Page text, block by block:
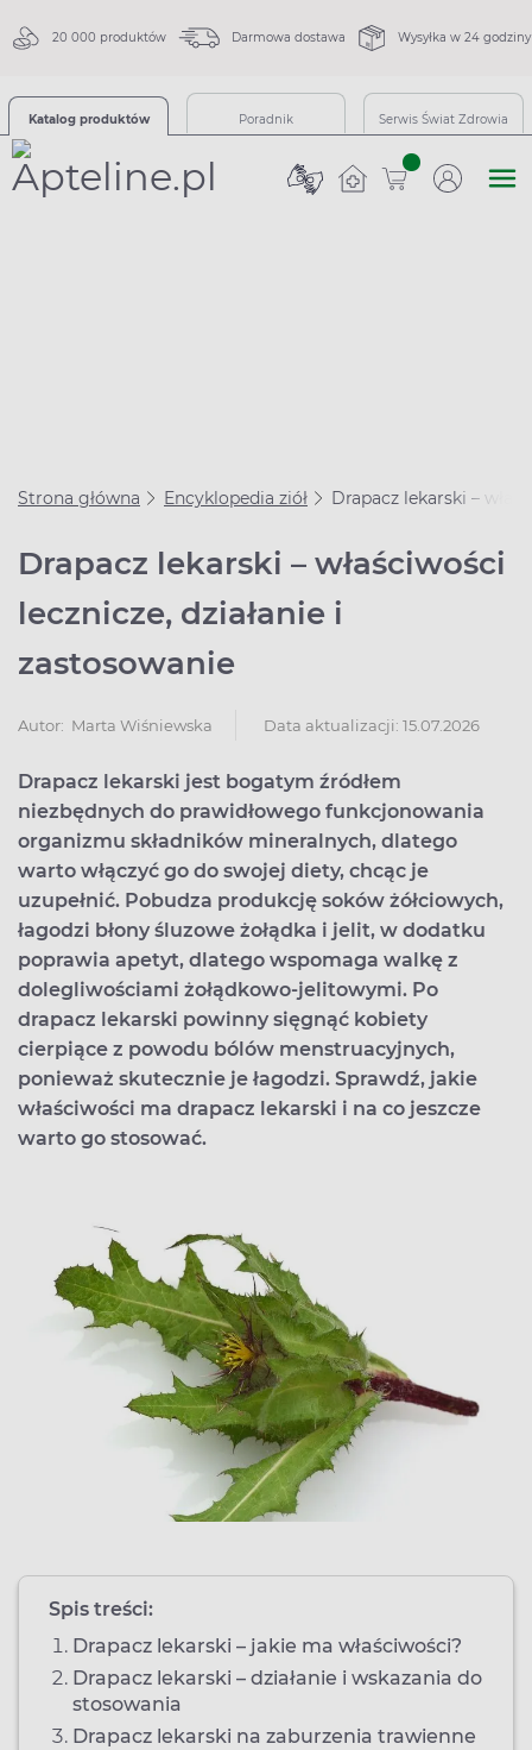
20 000 produktów Darmowa dostawa Wysyłka w 24 godziny
Katalog produktów Poradnik Serwis Świat Zdrowia
sztuk
Strona główna Encyklopedia ziół Drapacz lekarski –
Drapacz lekarski – właściwości
lecznicze, działanie i
zastosowanie
Autor: Marta Wiśniewska Data aktualizacji: 15.07.2026
Drapacz lekarski jest bogatym źródłem
niezbędnych do prawidłowego funkcjonowania
organizmu składników mineralnych, dlatego
warto włączyć go do swojej diety, chcąc je
uzupełnić. Pobudza produkcję soków żółciowych,
łagodzi błony śluzowe żołądka i jelit, w dodatku
poprawia apetyt, dlatego wspomaga walkę z
dolegliwościami żołądkowo-jelitowymi. Po
drapacz lekarski powinny sięgnąć kobiety
cierpiące z powodu bólów menstruacyjnych,
ponieważ skutecznie je łagodzi. Sprawdź, jakie
właściwości ma drapacz lekarski i na co jeszcze
warto go stosować.
Spis treści:
Drapacz lekarski – jakie ma właściwości?
Drapacz lekarski – działanie i wskazania do
stosowania
Drapacz lekarski na zaburzenia trawienne